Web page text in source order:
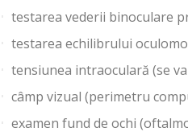
testarea vederii binoculare
testarea echilibrului
tensiunea intraoculară (se
câmp vizual (perimetru
examen fund de ochi